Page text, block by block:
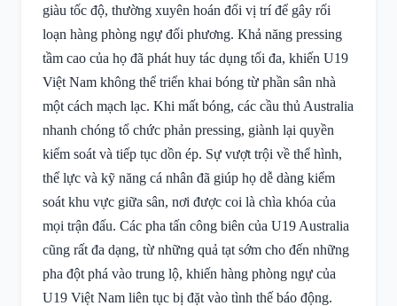
giàu tốc độ, thường xuyên hoán đổi vị trí để gây rối
loạn hàng phòng ngự đối phương. Khả năng pressing
tầm cao của họ đã phát huy tác dụng tối đa, khiến U19
Việt Nam không thể triển khai bóng từ phần sân nhà
một cách mạch lạc. Khi mất bóng, các cầu thủ Australia
nhanh chóng tổ chức phản pressing, giành lại quyền
kiểm soát và tiếp tục dồn ép. Sự vượt trội về thể hình,
thể lực và kỹ năng cá nhân đã giúp họ dễ dàng kiểm
soát khu vực giữa sân, nơi được coi là chìa khóa của
mọi trận đấu. Các pha tấn công biên của U19 Australia
cũng rất đa dạng, từ những quả tạt sớm cho đến những
pha đột phá vào trung lộ, khiến hàng phòng ngự của
U19 Việt Nam liên tục bị đặt vào tình thế báo động.